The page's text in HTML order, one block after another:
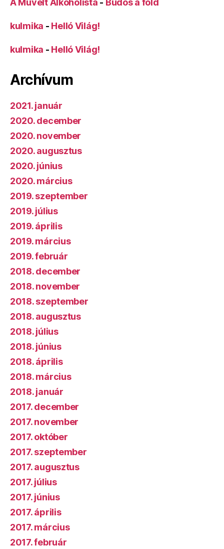
A Művelt Alkoholista - Büdös a föld
kulmika - Helló Világ!
kulmika - Helló Világ!
Archívum
2021. január
2020. december
2020. november
2020. augusztus
2020. június
2020. március
2019. szeptember
2019. július
2019. április
2019. március
2019. február
2018. december
2018. november
2018. szeptember
2018. augusztus
2018. július
2018. június
2018. április
2018. március
2018. január
2017. december
2017. november
2017. október
2017. szeptember
2017. augusztus
2017. július
2017. június
2017. április
2017. március
2017. február